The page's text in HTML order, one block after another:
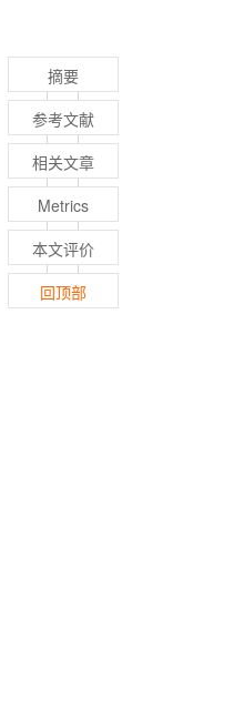
摘要
参考文献
相关文章
Metrics
本文评价
回顶部